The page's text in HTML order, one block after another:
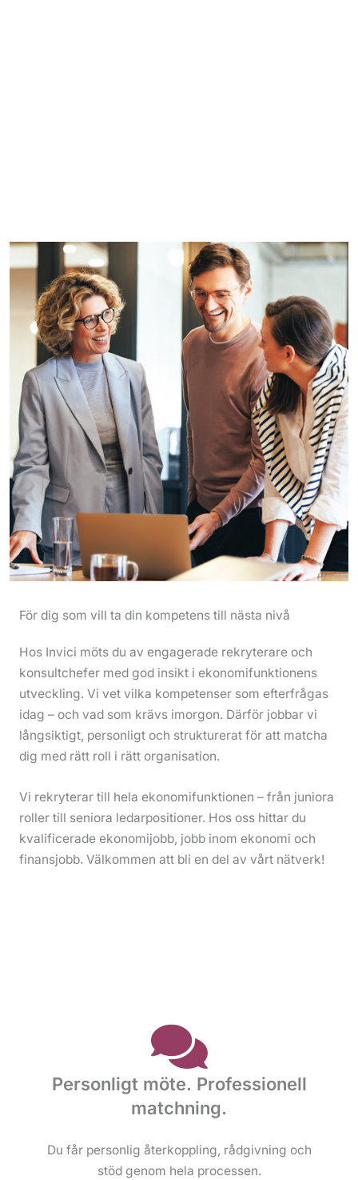
För dig som vill ta din kompetens till nästa nivå
Hos Invici möts du av engagerade rekryterare och
konsultchefer med god insikt i ekonomifunktionens
utveckling. Vi vet vilka kompetenser som efterfrågas
idag – och vad som krävs imorgon. Därför jobbar vi
långsiktigt, personligt och strukturerat för att matcha
dig med rätt roll i rätt organisation.
Vi rekryterar till hela ekonomifunktionen – från juniora
roller till seniora ledarpositioner. Hos oss hittar du
kvalificerade ekonomijobb, jobb inom ekonomi och
finansjobb. Välkommen att bli en del av vårt nätverk!
Personligt möte. Professionell
matchning.
Du får personlig återkoppling, rådgivning och
stöd genom hela processen.